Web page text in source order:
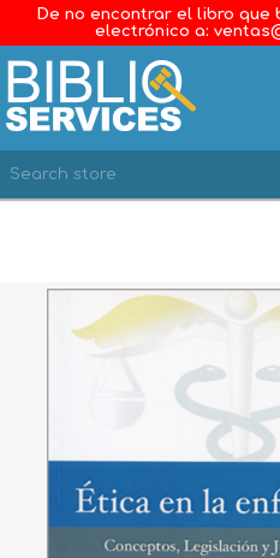
De no encontrar el libro que
electrónico a:
WISHLIST
0